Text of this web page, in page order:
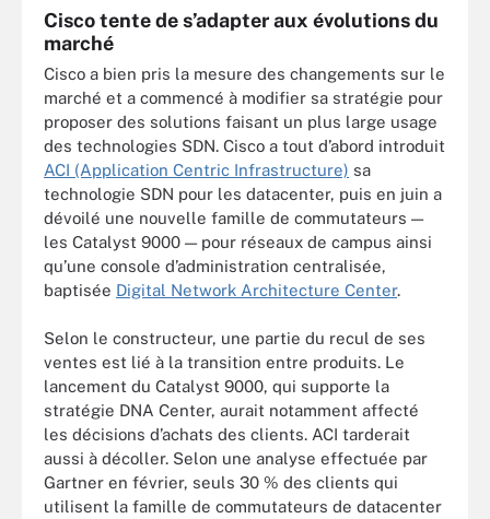
Cisco tente de s’adapter aux évolutions du
marché
Cisco a bien pris la mesure des changements sur le
marché et a commencé à modifier sa stratégie pour
proposer des solutions faisant un plus large usage
des technologies SDN. Cisco a tout d’abord introduit
ACI (Application Centric Infrastructure) sa
technologie SDN pour les datacenter, puis en juin a
dévoilé une nouvelle famille de commutateurs —
les Catalyst 9000 — pour réseaux de campus ainsi
qu’une console d’administration centralisée,
baptisée Digital Network Architecture Center.
Selon le constructeur, une partie du recul de ses
ventes est lié à la transition entre produits. Le
lancement du Catalyst 9000, qui supporte la
stratégie DNA Center, aurait notamment affecté
les décisions d’achats des clients. ACI tarderait
aussi à décoller. Selon une analyse effectuée par
Gartner en février, seuls 30 % des clients qui
utilisent la famille de commutateurs de datacenter